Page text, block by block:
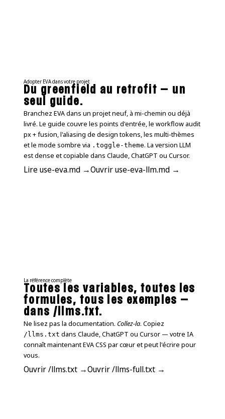
Adopter EVA dans votre projet
Du greenfield au retrofit — un
seul guide.
Branchez EVA dans un projet neuf, à mi-chemin ou déjà
livré. Le guide couvre les points d'entrée, le workflow audit
px + fusion, l'aliasing de design tokens, les multi-thèmes
et le mode sombre via .toggle-theme. La version LLM
est dense et copiable dans Claude, ChatGPT ou Cursor.
Lire use-eva.md →Ouvrir use-eva-llm.md →
La référence complète
Toutes les variables, toutes les
formules, tous les exemples —
dans /llms.txt.
Ne lisez pas la documentation. Collez-la. Copiez
/llms.txt dans Claude, ChatGPT ou Cursor — votre IA
connaît maintenant EVA CSS par cœur et peut l'écrire pour
vous.
Ouvrir /llms.txt →Ouvrir /llms-full.txt →